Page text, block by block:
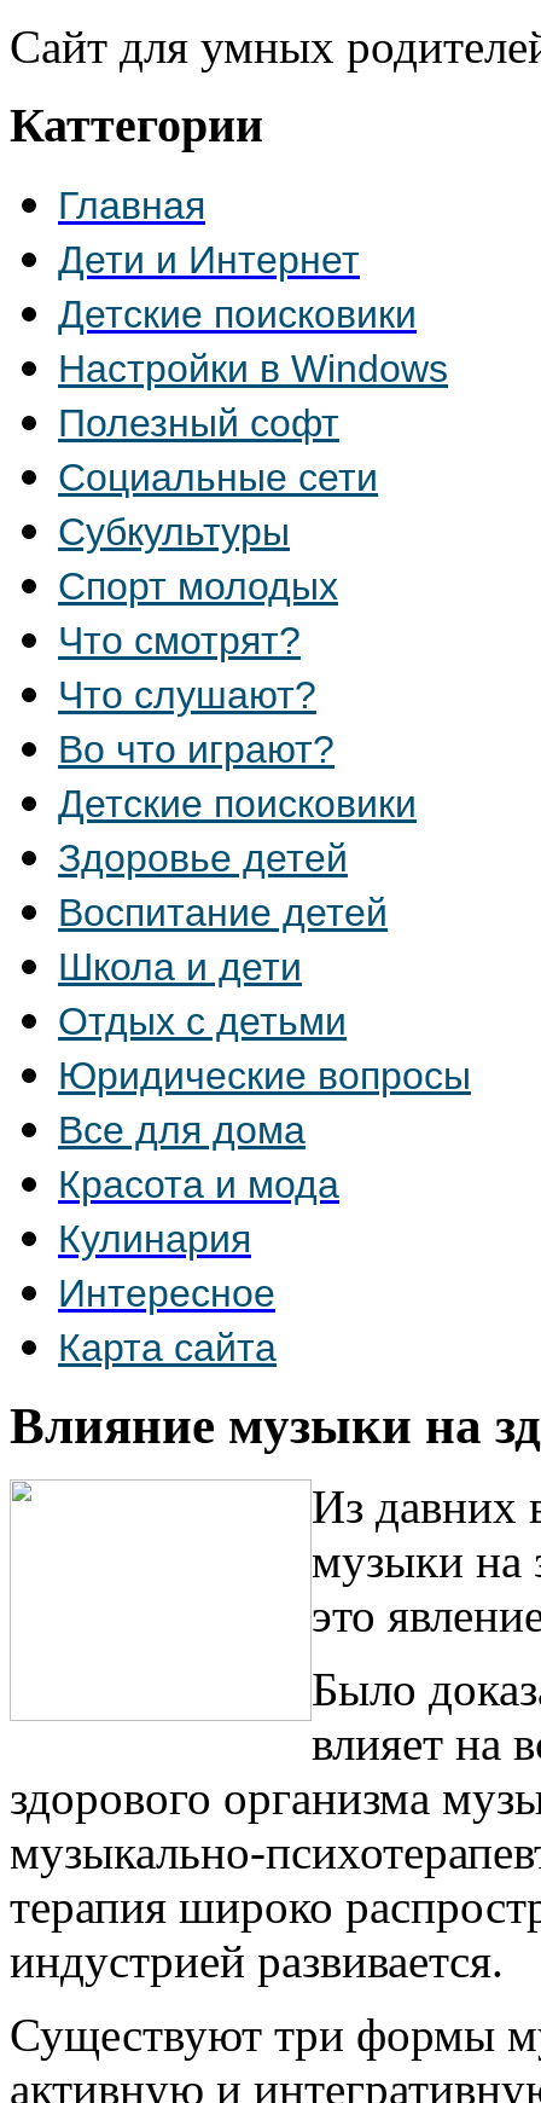
Сайт для умных
Каттегории
Главная
Дети и Интернет
Детские поисковики
Настройки в Windows
Полезный софт
Социальные сети
Субкультуры
Спорт молодых
Что смотрят?
Что слушают?
Во что играют?
Детские поисковики
Здоровье детей
Воспитание детей
Школа и дети
Отдых с детьми
Юридические вопросы
Все для дома
Красота и мода
Кулинария
Интересное
Карта сайта
Влияние музыки на
Из давних
музыки на
это
Было
влияет на
здорового организма
музыкально-
терапия широко
индустрией развивается.
Существуют три формы
активную и